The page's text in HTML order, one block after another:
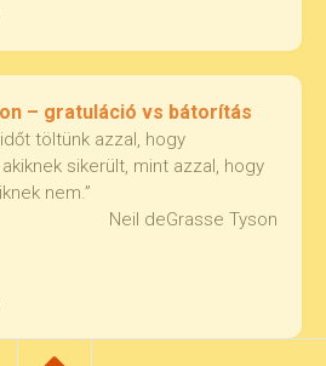
– gratuláció vs bátorítás
töltünk azzal, hogy
sikerült, mint azzal, hogy
nem.”
Neil deGrasse Tyson